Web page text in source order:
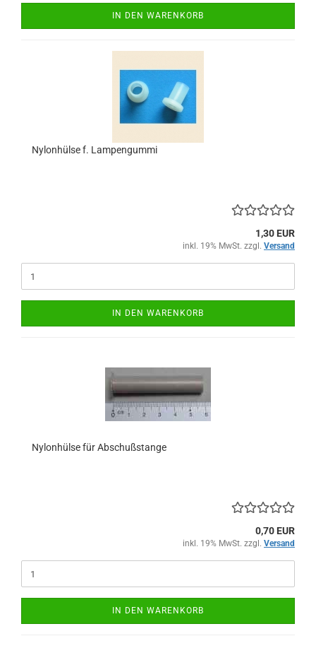
IN DEN WARENKORB
Nylonhülse f. Lampengummi
1,30 EUR
inkl. 19% MwSt. zzgl. Versand
IN DEN WARENKORB
Nylonhülse für Abschußstange
0,70 EUR
inkl. 19% MwSt. zzgl. Versand
IN DEN WARENKORB